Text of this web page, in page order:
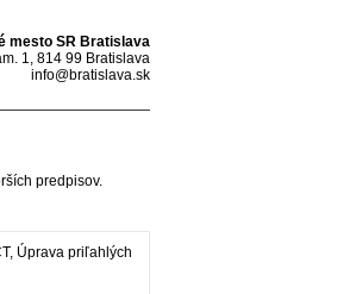
mesto SR Bratislava
1, 814 99 Bratislava
info@bratislava.sk
predpisov.
Úprava priľahlých